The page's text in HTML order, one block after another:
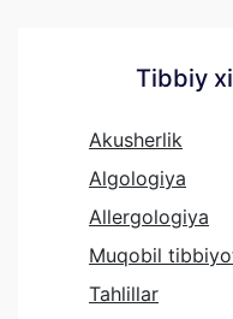
Tibbiy
Akusherlik
Algologiya
Allergologiya
Muqobil
Tahlillar